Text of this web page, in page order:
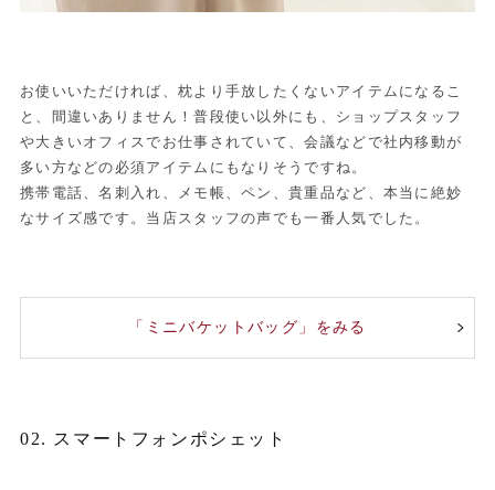
お使いいただければ、枕より手放したくないアイテムになるこ
と、間違いありません！普段使い以外にも、ショップスタッフ
や大きいオフィスでお仕事されていて、会議などで社内移動が
多い方などの必須アイテムにもなりそうですね。
携帯電話、名刺入れ、メモ帳、ペン、貴重品など、本当に絶妙
なサイズ感です。当店スタッフの声でも一番人気でした。
「ミニバケットバッグ」をみる
02. スマートフォンポシェット